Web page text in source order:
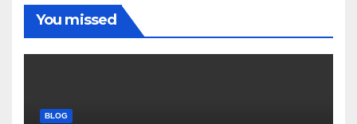
You missed
BLOG